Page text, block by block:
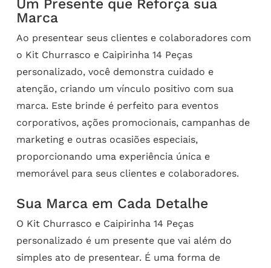
Um Presente que Reforça sua
Marca
Ao presentear seus clientes e colaboradores com
o Kit Churrasco e Caipirinha 14 Peças
personalizado, você demonstra cuidado e
atenção, criando um vínculo positivo com sua
marca. Este brinde é perfeito para eventos
corporativos, ações promocionais, campanhas de
marketing e outras ocasiões especiais,
proporcionando uma experiência única e
memorável para seus clientes e colaboradores.
Sua Marca em Cada Detalhe
O Kit Churrasco e Caipirinha 14 Peças
personalizado é um presente que vai além do
simples ato de presentear. É uma forma de